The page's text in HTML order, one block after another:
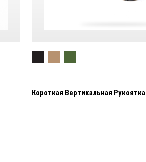
Короткая Вертикальная